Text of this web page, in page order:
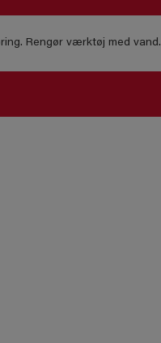
Rengør værktøj med vand.